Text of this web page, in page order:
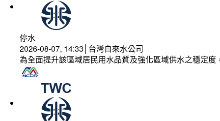
停水
2026-08-07, 14:33│台灣自來水公司
為全面提升該區域居民用水品質及強化區域供水之穩定